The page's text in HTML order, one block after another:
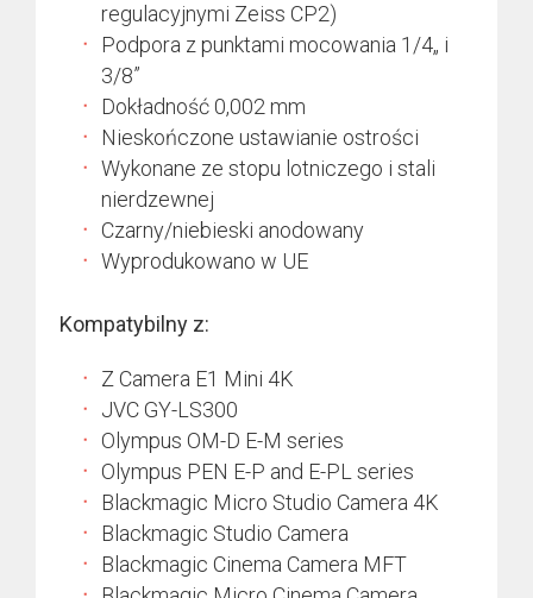
regulacyjnymi Zeiss CP2)
Podpora z punktami mocowania 1/4„ i
3/8”
Dokładność 0,002 mm
Nieskończone ustawianie ostrości
Wykonane ze stopu lotniczego i stali
nierdzewnej
Czarny/niebieski anodowany
Wyprodukowano w UE
Kompatybilny z:
Z Camera E1 Mini 4K
JVC GY-LS300
Olympus OM-D E-M series
Olympus PEN E-P and E-PL series
Blackmagic Micro Studio Camera 4K
Blackmagic Studio Camera
Blackmagic Cinema Camera MFT